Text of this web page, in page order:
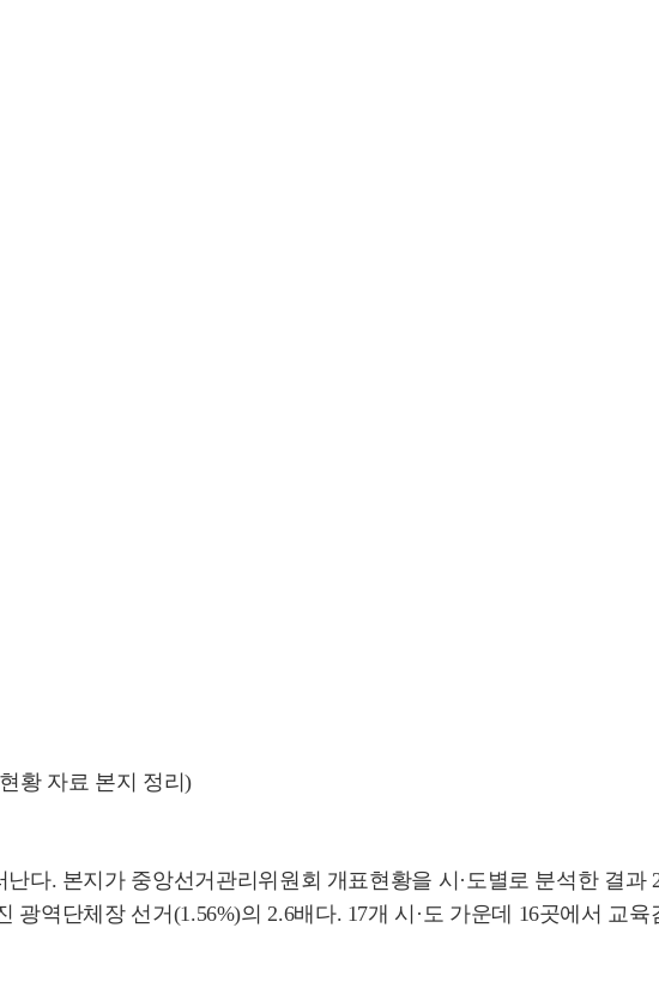
황 자료 본지 정리)
다. 본지가 중앙선거관리위원회 개표현황을 시·도별로 분석한 결과
광역단체장 선거(1.56%)의 2.6배다. 17개 시·도 가운데 16곳에서 교